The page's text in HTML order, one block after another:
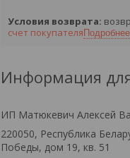
счет покупателя Подробнее
Информация
ИП Матюкевич Алексей
220050, Республика
Победы, дом 19, кв. 51